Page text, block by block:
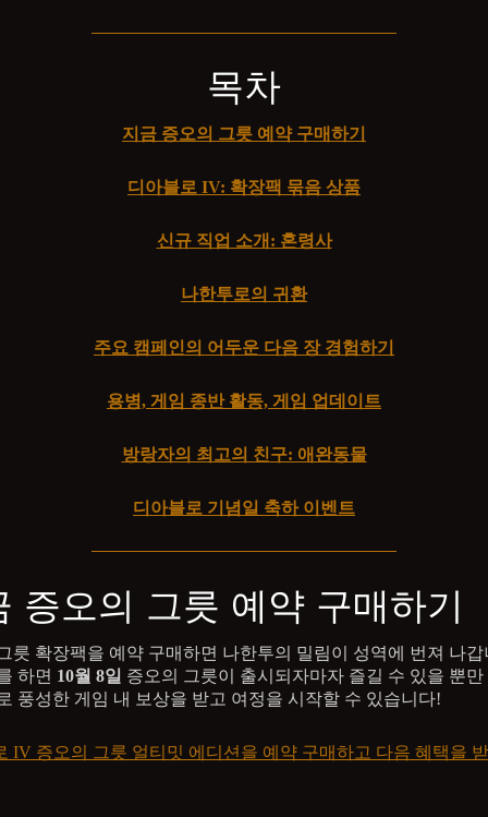
목차
지금 증오의 그릇 예약 구매하기
디아블로 IV: 확장팩 묶음 상품
신규 직업 소개: 혼령사
나한투로의 귀환
주요 캠페인의 어두운 다음 장 경험하기
용병, 게임 종반 활동, 게임 업데이트
방랑자의 최고의 친구: 애완동물
디아블로 기념일 축하 이벤트
증오의 그릇 예약 구매하기
릇 확장팩을 예약 구매하면 나한투의 밀림이 성역에 번져 나갑
하면 10월 8일 증오의 그릇이 출시되자마자 즐길 수 있을 뿐만
풍성한 게임 내 보상을 받고 여정을 시작할 수 있습니다!
IV 증오의 그릇 얼티밋 에디션을 예약 구매하고 다음 혜택을